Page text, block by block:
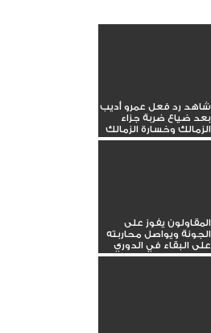
شاهد رد فعل عمرو أديب
بعد ضياع ضربة جزاء
الزمالك وخسارة الزمالك
المقاولون يفوز على
الجونة ويواصل محاربته
على البقاء في الدوري